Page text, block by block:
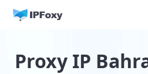
Proxy IP